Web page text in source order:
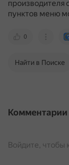
производителя
пунктов меню
0
Найти в Поиске
Комментарии
Войдите, чтобы